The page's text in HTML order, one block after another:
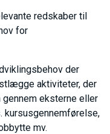
redskaber til
for
der
aktiviteter, der
eksterne eller
kursusgennemførelse,
mv.